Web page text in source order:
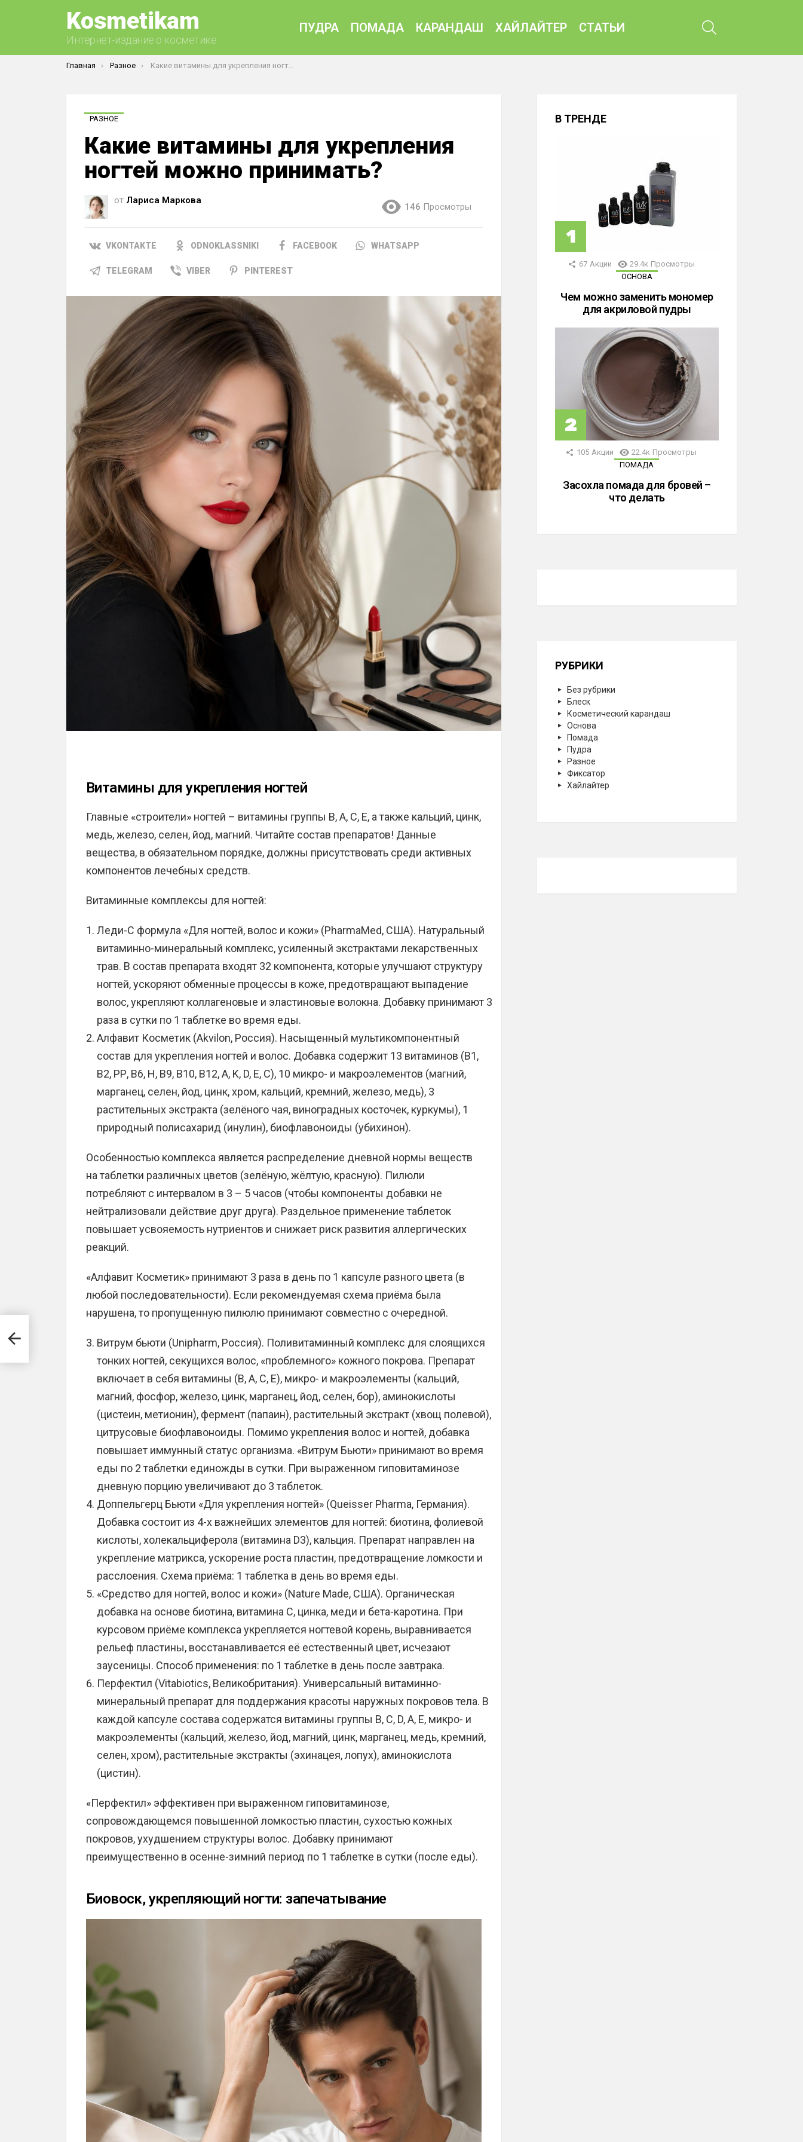
Kosmetikam
Интернет-издание о косметике
ПУДРА ПОМАДА КАРАНДАШ ХАЙЛАЙТЕР СТАТЬИ
Вы здесь:
Главная Разное Какие витамины для укрепления ногтей можно принимать?
РАЗНОЕ
Какие витамины для укрепления
ногтей можно принимать?
от Лариса Маркова
146 Просмотры
VKONTAKTE ODNOKLASSNIKI FACEBOOK WHATSAPP
TELEGRAM VIBER PINTEREST
Витамины для укрепления ногтей
Главные «строители» ногтей – витамины группы В, А, С, Е, а также кальций, цинк,
медь, железо, селен, йод, магний. Читайте состав препаратов! Данные
вещества, в обязательном порядке, должны присутствовать среди активных
компонентов лечебных средств.
Витаминные комплексы для ногтей:
Леди-С формула «Для ногтей, волос и кожи» (PharmaMed, США). Натуральный
витаминно-минеральный комплекс, усиленный экстрактами лекарственных
трав. В состав препарата входят 32 компонента, которые улучшают структуру
ногтей, ускоряют обменные процессы в коже, предотвращают выпадение
волос, укрепляют коллагеновые и эластиновые волокна. Добавку принимают 3
раза в сутки по 1 таблетке во время еды.
Алфавит Косметик (Akvilon, Россия). Насыщенный мультикомпонентный
состав для укрепления ногтей и волос. Добавка содержит 13 витаминов (В1,
В2, РР, В6, Н, В9, В10, В12, А, K, D, Е, С), 10 микро- и макроэлементов (магний,
марганец, селен, йод, цинк, хром, кальций, кремний, железо, медь), 3
растительных экстракта (зелёного чая, виноградных косточек, куркумы), 1
природный полисахарид (инулин), биофлавоноиды (убихинон).
Особенностью комплекса является распределение дневной нормы веществ
на таблетки различных цветов (зелёную, жёлтую, красную). Пилюли
потребляют с интервалом в 3 – 5 часов (чтобы компоненты добавки не
нейтрализовали действие друг друга). Раздельное применение таблеток
повышает усвояемость нутриентов и снижает риск развития аллергических
реакций.
«Алфавит Косметик» принимают 3 раза в день по 1 капсуле разного цвета (в
любой последовательности). Если рекомендуемая схема приёма была
нарушена, то пропущенную пилюлю принимают совместно с очередной.
Витрум бьюти (Unipharm, Россия). Поливитаминный комплекс для слоящихся
тонких ногтей, секущихся волос, «проблемного» кожного покрова. Препарат
включает в себя витамины (В, А, С, Е), микро- и макроэлементы (кальций,
магний, фосфор, железо, цинк, марганец, йод, селен, бор), аминокислоты
(цистеин, метионин), фермент (папаин), растительный экстракт (хвощ полевой),
цитрусовые биофлавоноиды. Помимо укрепления волос и ногтей, добавка
повышает иммунный статус организма. «Витрум Бьюти» принимают во время
еды по 2 таблетки единожды в сутки. При выраженном гиповитаминозе
дневную порцию увеличивают до 3 таблеток.
Доппельгерц Бьюти «Для укрепления ногтей» (Queisser Pharmа, Германия).
Добавка состоит из 4-х важнейших элементов для ногтей: биотина, фолиевой
кислоты, холекальциферола (витамина D3), кальция. Препарат направлен на
укрепление матрикса, ускорение роста пластин, предотвращение ломкости и
расслоения. Схема приёма: 1 таблетка в день во время еды.
«Средство для ногтей, волос и кожи» (Nature Made, США). Органическая
добавка на основе биотина, витамина С, цинка, меди и бета-каротина. При
курсовом приёме комплекса укрепляется ногтевой корень, выравнивается
рельеф пластины, восстанавливается её естественный цвет, исчезают
заусеницы. Способ применения: по 1 таблетке в день после завтрака.
Перфектил (Vitabiotics, Великобритания). Универсальный витаминно-
минеральный препарат для поддержания красоты наружных покровов тела. В
каждой капсуле состава содержатся витамины группы В, С, D, А, Е, микро- и
макроэлементы (кальций, железо, йод, магний, цинк, марганец, медь, кремний,
селен, хром), растительные экстракты (эхинацея, лопух), аминокислота
(цистин).
«Перфектил» эффективен при выраженном гиповитаминозе,
сопровождающемся повышенной ломкостью пластин, сухостью кожных
покровов, ухудшением структуры волос. Добавку принимают
преимущественно в осенне-зимний период по 1 таблетке в сутки (после еды).
Биовоск, укрепляющий ногти: запечатывание
В ТРЕНДЕ
67 Акции 29.4к Просмотры
ОСНОВА
Чем можно заменить мономер
для акриловой пудры
105 Акции 22.4к Просмотры
ПОМАДА
Засохла помада для бровей –
что делать
РУБРИКИ
Без рубрики
Блеск
Косметический карандаш
Основа
Помада
Пудра
Разное
Фиксатор
Хайлайтер